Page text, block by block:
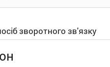
зворотного зв'язку